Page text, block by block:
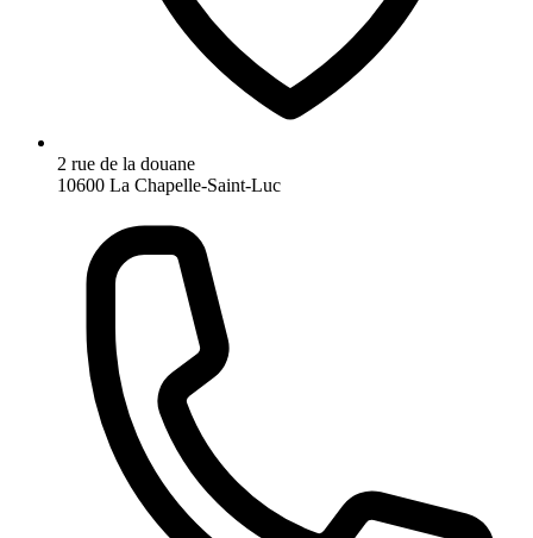
2 rue de la douane
10600 La Chapelle-Saint-Luc